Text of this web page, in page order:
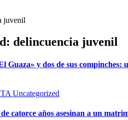
juvenil
delincuencia juvenil
Guaza» y dos de sus
Uncategorized
de catorce años asesinan a un